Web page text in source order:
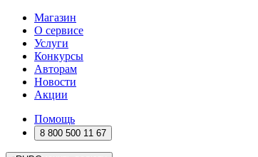
Магазин
О сервисе
Услуги
Конкурсы
Авторам
Новости
Акции
Помощь
8 800 500 11 67